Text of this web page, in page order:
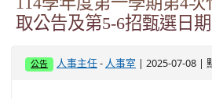
取公告及第5-6招甄選日
公告 人事主任 - 人事室 | 2025-07-08 |